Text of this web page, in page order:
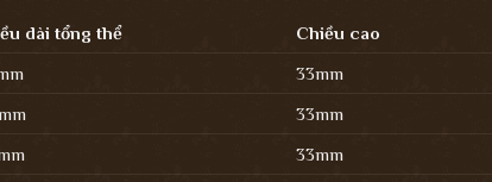
dài tổng thể Chiều cao
33mm
33mm
33mm